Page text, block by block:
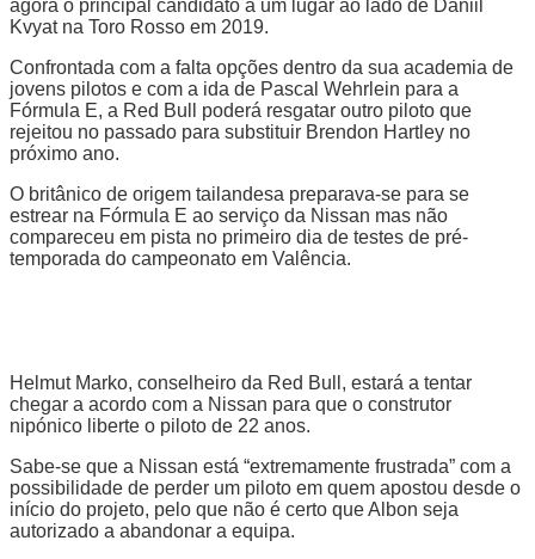
agora o principal candidato a um lugar ao lado de Daniil
Kvyat na Toro Rosso em 2019.
Confrontada com a falta opções dentro da sua academia de
jovens pilotos e com a ida de Pascal Wehrlein para a
Fórmula E, a Red Bull poderá resgatar outro piloto que
rejeitou no passado para substituir Brendon Hartley no
próximo ano.
O britânico de origem tailandesa preparava-se para se
estrear na Fórmula E ao serviço da Nissan mas não
compareceu em pista no primeiro dia de testes de pré-
temporada do campeonato em Valência.
Helmut Marko, conselheiro da Red Bull, estará a tentar
chegar a acordo com a Nissan para que o construtor
nipónico liberte o piloto de 22 anos.
Sabe-se que a Nissan está “extremamente frustrada” com a
possibilidade de perder um piloto em quem apostou desde o
início do projeto, pelo que não é certo que Albon seja
autorizado a abandonar a equipa.